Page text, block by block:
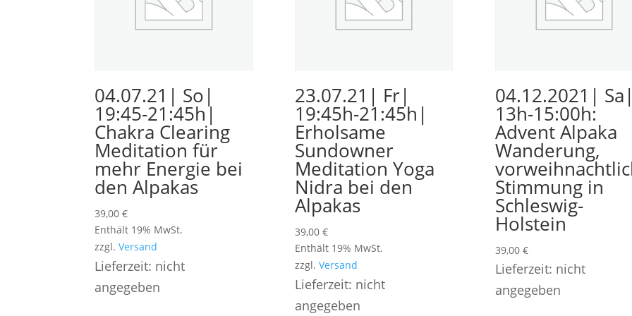
04.07.21| So|
19:45-21:45h|
Chakra Clearing
Meditation für
mehr Energie bei
den Alpakas
39,00€
Enthält 19% MwSt.
zzgl.Versand
Lieferzeit: nicht
angegeben
23.07.21| Fr|
19:45h-21:45h|
Erholsame
Sundowner
Meditation Yoga
Nidra bei den
Alpakas
39,00 €
Enthält 19% MwSt.
zzgl. Versand
Lieferzeit: nicht
angegeben
04.12.2021| Sa|
13h-15:00h:
Advent Alpaka
Wanderung,
Stimmung in
Schleswig-
Holstein
39,00 €
Lieferzeit: nicht
angegeben